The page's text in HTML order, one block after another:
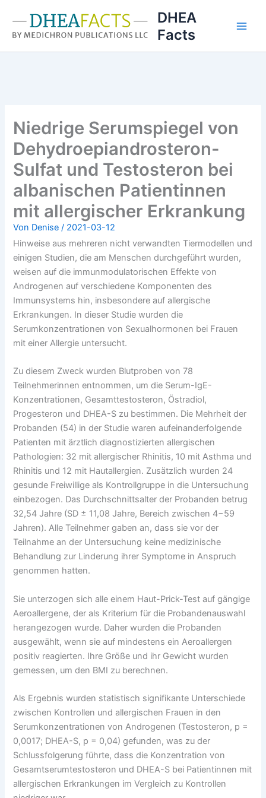
Inhalt
springen
DHEA
Facts
Niedrige Serumspiegel von
Dehydroepiandrosteron-
Sulfat und Testosteron bei
albanischen Patientinnen
mit allergischer Erkrankung
Von Denise/ 2021-03-12
Hinweise aus mehreren nicht verwandten Tiermodellen und
einigen Studien, die am Menschen durchgeführt wurden,
weisen auf die immunmodulatorischen Effekte von
Androgenen auf verschiedene Komponenten des
Immunsystems hin, insbesondere auf allergische
Erkrankungen. In dieser Studie wurden die
Serumkonzentrationen von Sexualhormonen bei Frauen
mit einer Allergie untersucht.
Zu diesem Zweck wurden Blutproben von 78
Teilnehmerinnen entnommen, um die Serum-IgE-
Konzentrationen, Gesamttestosteron, Östradiol,
Progesteron und DHEA-S zu bestimmen. Die Mehrheit der
Probanden (54) in der Studie waren aufeinanderfolgende
Patienten mit ärztlich diagnostizierten allergischen
Pathologien: 32 mit allergischer Rhinitis, 10 mit Asthma und
Rhinitis und 12 mit Hautallergien. Zusätzlich wurden 24
gesunde Freiwillige als Kontrollgruppe in die Untersuchung
einbezogen. Das Durchschnittsalter der Probanden betrug
32,54 Jahre (SD ± 11,08 Jahre, Bereich zwischen 4−59
Jahren). Alle Teilnehmer gaben an, dass sie vor der
Teilnahme an der Untersuchung keine medizinische
Behandlung zur Linderung ihrer Symptome in Anspruch
genommen hatten.
Sie unterzogen sich alle einem Haut-Prick-Test auf gängige
Aeroallergene, der als Kriterium für die Probandenauswahl
herangezogen wurde. Daher wurden die Probanden
ausgewählt, wenn sie auf mindestens ein Aeroallergen
positiv reagierten. Ihre Größe und ihr Gewicht wurden
gemessen, um den BMI zu berechnen.
Als Ergebnis wurden statistisch signifikante Unterschiede
zwischen Kontrollen und allergischen Frauen in den
Serumkonzentrationen von Androgenen (Testosteron, p =
0,0017; DHEA-S, p = 0,04) gefunden, was zu der
Schlussfolgerung führte, dass die Konzentration von
Gesamtserumtestosteron und DHEA-S bei Patientinnen mit
allergischen Erkrankungen im Vergleich zu Kontrollen